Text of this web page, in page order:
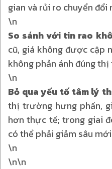
gian và rủi ro chuyển đổi
\n
So sánh với tin rao
cũ, giá không được cập
không phản ánh đúng
\n
Bỏ qua yếu tố tâm lý
thị trường hưng phấn,
hơn thực tế; trong giai
có thể phải giảm sâu
\n
\n\n